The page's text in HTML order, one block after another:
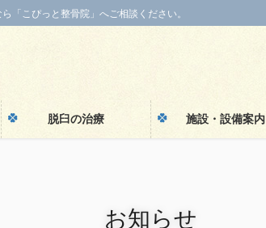
「こぴっと整骨院」へご相談ください。
脱臼の治療 施設・設備案内
お知らせ